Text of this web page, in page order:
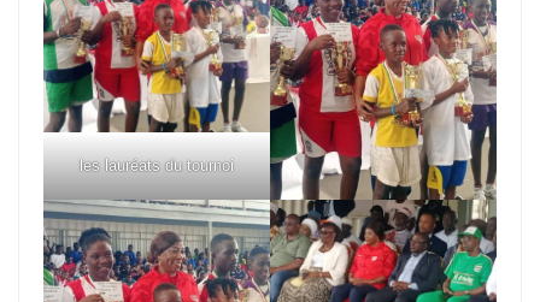
les lauréats du tournoi